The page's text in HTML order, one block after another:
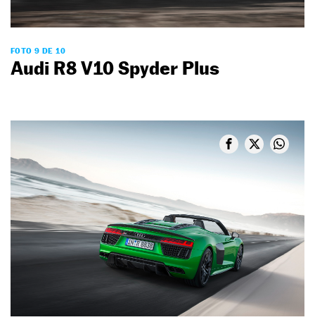
FOTO 9 DE 10
Audi R8 V10 Spyder Plus